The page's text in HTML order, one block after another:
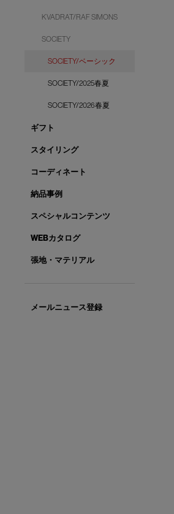
KVADRAT/RAF SIMONS
SOCIETY
SOCIETY/ベーシック
SOCIETY/2025春夏
SOCIETY/2026春夏
ギフト
スタイリング
コーディネート
納品事例
スペシャルコンテンツ
WEBカタログ
張地・マテリアル
メールニュース登録